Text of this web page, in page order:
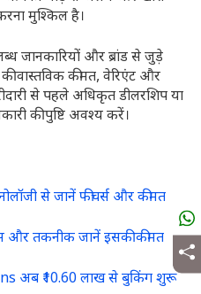
मुश्किल है।
जानकारियों और ब्रांड से जुड़े
वास्तविक कीमत, वेरिएंट और
से पहले अधिकृत डीलरशिप या
की पुष्टि अवश्य करें।
से जानें फीचर्स और कीमत
और तकनीक जानें इसकी कीमत
अब ₹10.60 लाख से बुकिंग शुरू